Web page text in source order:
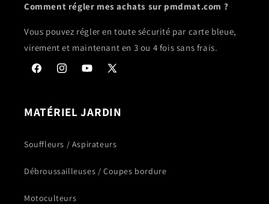
Comment régler mes achats sur pmdmat.com ?
Vous pouvez régler en toute sécurité par carte bleue,
virement et maintenant en 3 ou 4 fois sans frais.
FacebookInstagramYouTube
X
MATÉRIEL JARDIN
Souffleurs / Aspirateurs
Débroussailleuses / Coupes bordure
Motoculteurs